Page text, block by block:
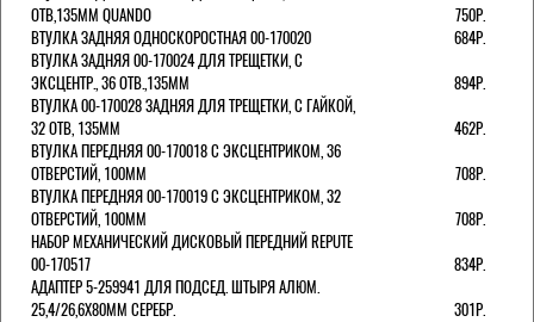
ОТВ,135ММ QUANDO
750Р.
ВТУЛКА ЗАДНЯЯ ОДНОСКОРОСТНАЯ 00-170020
684Р.
ВТУЛКА ЗАДНЯЯ 00-170024 ДЛЯ ТРЕЩЕТКИ, С
ЭКСЦЕНТР., 36 ОТВ.,135ММ
894Р.
ВТУЛКА 00-170028 ЗАДНЯЯ ДЛЯ ТРЕЩЕТКИ, С ГАЙКОЙ,
32 ОТВ, 135ММ
462Р.
ВТУЛКА ПЕРЕДНЯЯ 00-170018 С ЭКСЦЕНТРИКОМ, 36
ОТВЕРСТИЙ, 100ММ
708Р.
ВТУЛКА ПЕРЕДНЯЯ 00-170019 С ЭКСЦЕНТРИКОМ, 32
ОТВЕРСТИЙ, 100ММ
708Р.
НАБОР МЕХАНИЧЕСКИЙ ДИСКОВЫЙ ПЕРЕДНИЙ REPUTE
00-170517
834Р.
АДАПТЕР 5-259941 ДЛЯ ПОДСЕД. ШТЫРЯ АЛЮМ.
25,4/26,6Х80ММ СЕРЕБР.
301Р.